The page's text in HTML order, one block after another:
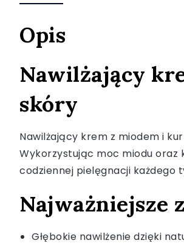
Opis
Nawilżający
skóry
Nawilżający krem z miodem i
Wykorzystując moc miodu oraz
codziennej pielęgnacji każdego
Najważniejsze
Głębokie nawilżenie dzięki